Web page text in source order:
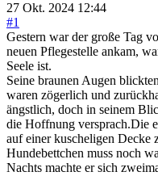
27 Okt. 2024 12:44
#1
Gestern war der große Tag
neuen Pflegestelle ankam,
Seele ist.
Seine braunen Augen
waren zögerlich und
ängstlich, doch in seinem
die Hoffnung versprach.Die
auf einer kuscheligen Decke
Hundebettchen muss noch
Nachts machte er sich